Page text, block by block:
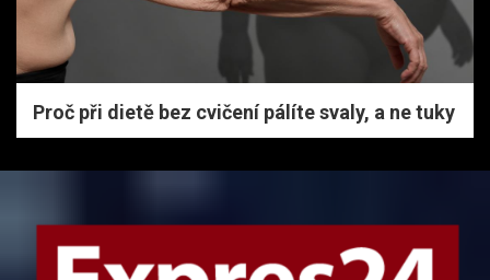
Proč při dietě bez cvičení pálíte svaly, a ne tuky